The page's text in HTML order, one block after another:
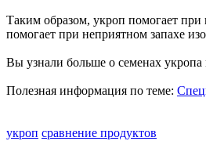
Таким образом, укроп помогает
помогает при неприятном запахе
Вы узнали больше о семенах
Полезная информация по теме:
укроп сравнение продуктов